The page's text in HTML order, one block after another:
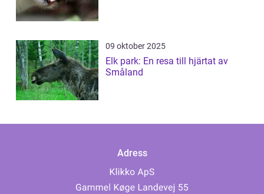
09 oktober 2025
Elk park: En resa till hjärtat av
Småland
Adress